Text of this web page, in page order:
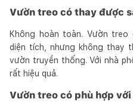
Vườn treo có thay được
Không hoàn toàn. Vườn treo
diện tích, nhưng không thay
vườn truyền thống. Với nhà
rất hiệu quả.
Vườn treo có phù hợp